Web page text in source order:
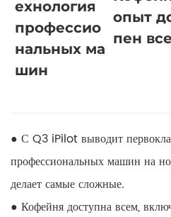
ехнология
профессио
нальных ма
шин
опыт
пен
● С Q3 iPilot выводит
профессиональных машин на
делает самые сложные.
● Кофейня доступна всем,